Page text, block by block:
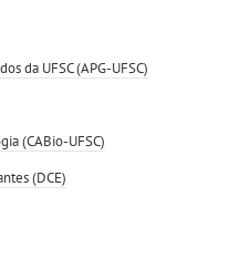
da UFSC (APG-UFSC)
(CABio-UFSC)
(DCE)